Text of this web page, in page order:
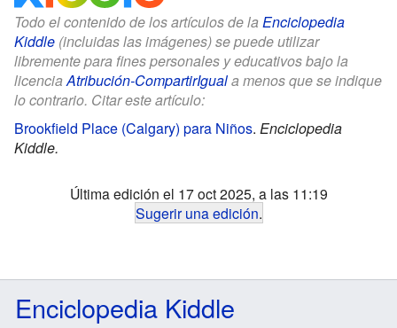
Todo el contenido de los artículos de la Enciclopedia
Kiddle (incluidas las imágenes) se puede utilizar
libremente para fines personales y educativos bajo la
licenciaAtribución-CompartirIguala menos que se indique
lo contrario. Citar este artículo:
Brookfield Place (Calgary) para Niños. Enciclopedia
Kiddle.
Última edición el 17 oct 2025, a las 11:19
Sugerir una edición.
Enciclopedia Kiddle